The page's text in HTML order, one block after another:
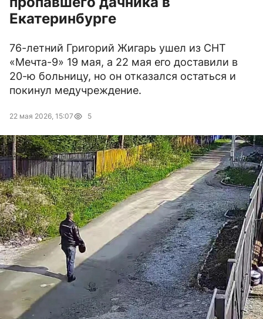
Екатеринбурге
76-летний Григорий Жигарь ушел из СНТ
«Мечта-9» 19 мая, а 22 мая его доставили в
20-ю больницу, но он отказался остаться и
покинул медучреждение.
22 мая 2026, 15:07 5